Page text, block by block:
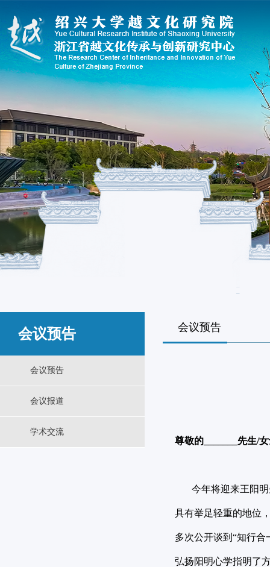
会议预告
会议预告
会议报道
学术交流
会议预告
尊敬的_______先生/
今年将迎来王阳明
具有举足轻重的地位
多次公开谈到“知行
弘扬阳明心学指明了